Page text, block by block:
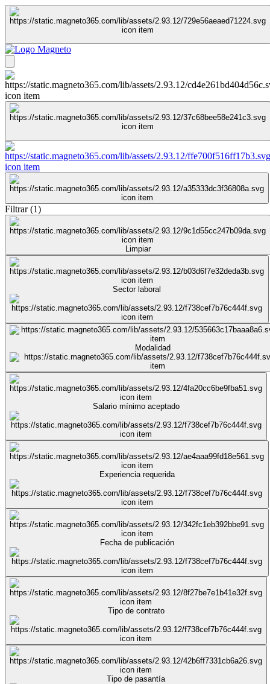
Filtrar(1)
Limpiar
Sector laboral
Modalidad
Salario mínimo aceptado
Experiencia requerida
Fecha de publicación
Tipo de contrato
Tipo de pasantía